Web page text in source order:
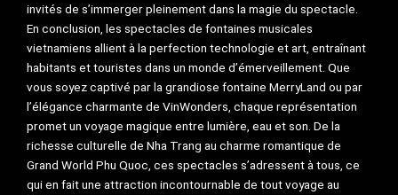
invités de s’immerger pleinement dans la magie du spectacle.
En conclusion, les spectacles de fontaines musicales
vietnamiens allient à la perfection technologie et art, entraînant
habitants et touristes dans un monde d’émerveillement. Que
vous soyez captivé par la grandiose fontaine MerryLand ou par
l’élégance charmante de VinWonders, chaque représentation
promet un voyage magique entre lumière, eau et son. De la
richesse culturelle de Nha Trang au charme romantique de
Grand World Phu Quoc, ces spectacles s’adressent à tous, ce
qui en fait une attraction incontournable de tout voyage au